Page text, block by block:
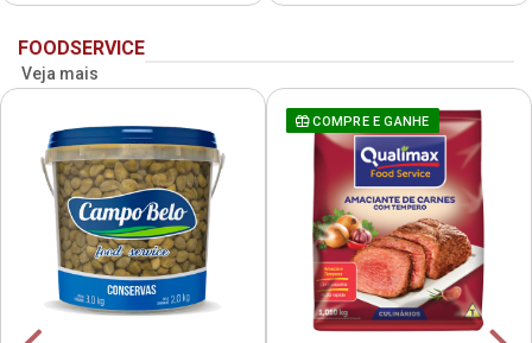
FOODSERVICE
Veja mais
COMPRE E GANHE